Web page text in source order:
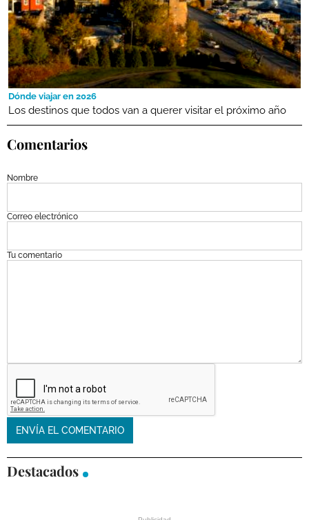
Dónde viajar en 2026
Los destinos que todos van a querer visitar el próximo año
Comentarios
Nombre
Correo electrónico
Tu comentario
Destacados